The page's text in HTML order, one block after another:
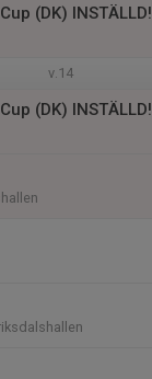
(DK) INSTÄLLD!
v.14
(DK) INSTÄLLD!